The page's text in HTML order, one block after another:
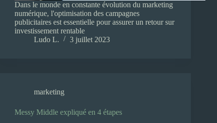
Dans le monde en constante évolution du marketing
numérique, l'optimisation des campagnes
publicitaires est essentielle pour assurer un retour sur
investissement rentable
Ludo L.
3 juillet 2023
marketing
Messy Middle expliqué en 4 étapes